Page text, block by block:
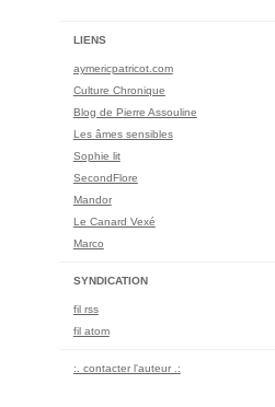
LIENS
aymericpatricot.com
Culture Chronique
Blog de Pierre Assouline
Les âmes sensibles
Sophie lit
SecondFlore
Mandor
Le Canard Vexé
Marco
SYNDICATION
fil rss
fil atom
:. contacter l'auteur .: